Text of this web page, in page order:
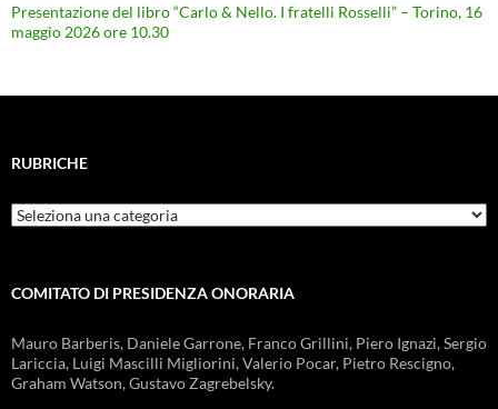
Presentazione del libro “Carlo & Nello. I fratelli Rosselli” – Torino, 16
maggio 2026 ore 10.30
RUBRICHE
Rubriche
COMITATO DI PRESIDENZA ONORARIA
Mauro Barberis, Daniele Garrone, Franco Grillini, Piero Ignazi, Sergio
Lariccia, Luigi Mascilli Migliorini, Valerio Pocar, Pietro Rescigno,
Graham Watson, Gustavo Zagrebelsky.